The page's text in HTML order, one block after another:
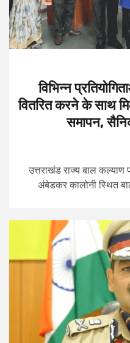
विभिन्न
वितरित करने के साथ
समापन,
उत्तराखंड राज्य बाल
अंबेडकर कालोनी स्थित